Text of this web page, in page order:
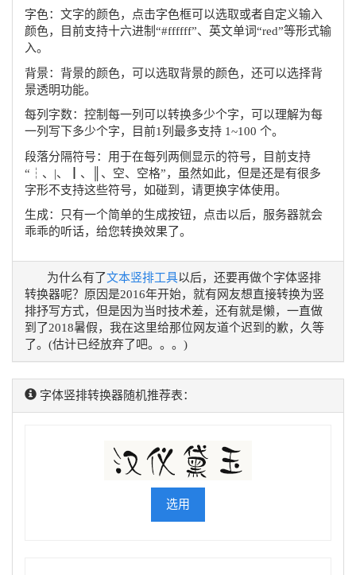
字色：文字的颜色，点击字色框可以选取或者自定义输入
颜色，目前支持十六进制“#ffffff”、英文单词“red”等形式输
入。
背景：背景的颜色，可以选取背景的颜色，还可以选择背
景透明功能。
每列字数：控制每一列可以转换多少个字，可以理解为每
一列写下多少个字，目前1列最多支持 1~100 个。
段落分隔符号：用于在每列两侧显示的符号，目前支持
“┆、|、┃、║、空、空格”，虽然如此，但是还是有很多
字形不支持这些符号，如碰到，请更换字体使用。
生成：只有一个简单的生成按钮，点击以后，服务器就会
乖乖的听话，给您转换效果了。
为什么有了文本竖排工具以后，还要再做个字体竖排
转换器呢？原因是2016年开始，就有网友想直接转换为竖
排抒写方式，但是因为当时技术差，还有就是懒，一直做
到了2018暑假，我在这里给那位网友道个迟到的歉，久等
了。(估计已经放弃了吧。。。)
字体竖排转换器随机推荐表：
选用